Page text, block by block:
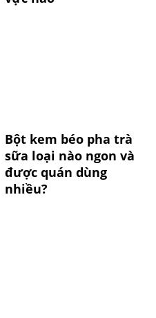
Bột kem béo pha trà
sữa loại nào ngon và
được quán dùng
nhiều?